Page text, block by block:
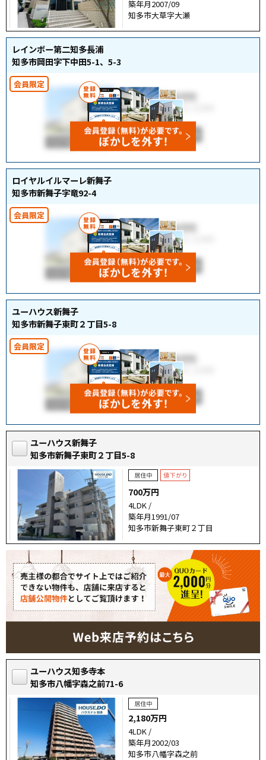
築年月2007/09
知多市大草字大瀬
レインボー第二知多長浦
知多市岡田字下中田5-1、5-3
ロイヤルイルマーレ新舞子
知多市新舞子字竜92-4
ユーハウス新舞子
知多市新舞子東町２丁目5-8
ユーハウス新舞子
知多市新舞子東町２丁目5-8
700万円
4LDK /
築年月1991/07
知多市新舞子東町２丁目
ユーハウス知多寺本
知多市八幡字森之前71-6
2,180万円
4LDK /
築年月2002/03
知多市八幡字森之前